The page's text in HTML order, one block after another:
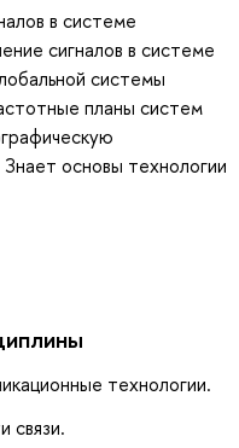
в системе
сигналов в системе
системы
планы систем
основы технологии
технологии.
связи.